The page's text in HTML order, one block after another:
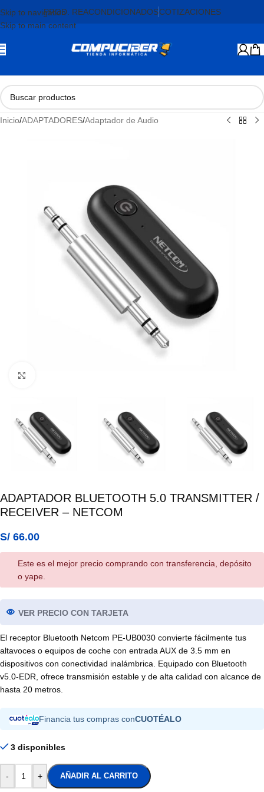
Skip to navigation
Skip to main content
PROD. REACONDICIONADOSCOTIZACIONES
Inicio/ADAPTADORES/Adaptador de Audio
ADAPTADOR BLUETOOTH 5.0 TRANSMITTER /
RECEIVER – NETCOM
S/ 66.00
Este es el mejor precio comprando con transferencia, depósito
o yape.
VER PRECIO CON TARJETA
El receptor Bluetooth Netcom PE-UB0030 convierte fácilmente tus
altavoces o equipos de coche con entrada AUX de 3.5 mm en
dispositivos con conectividad inalámbrica. Equipado con Bluetooth
v5.0-EDR, ofrece transmisión estable y de alta calidad con alcance de
hasta 20 metros.
Financia tus compras conCUOTÉALO
3 disponibles
- + AÑADIR AL CARRITO